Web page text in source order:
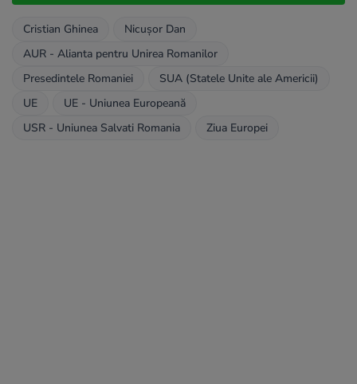
Cristian Ghinea
Nicușor Dan
AUR - Alianta pentru Unirea Romanilor
Presedintele Romaniei
SUA (Statele Unite ale Americii)
UE
UE - Uniunea Europeană
USR - Uniunea Salvati Romania
Ziua Europei